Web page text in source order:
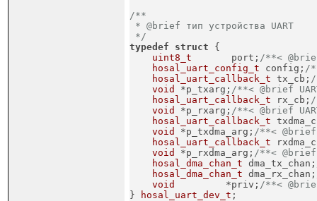
/**
* @brief тип устройства UART
*/
typedef
struct {
uint8_t
       port;
/**<
hosal_uart_config_t config; /
hosal_uart_callback_t tx_cb; /
void
*p_txarg; /**< @brief
hosal_uart_callback_t rx_cb; /
void
*p_rxarg; /**< @brief
hosal_uart_callback_t
void
*p_txdma_arg; /**<
hosal_uart_callback_t
void
*p_rxdma_arg; /**<
hosal_dma_chan_t dma_tx_chan;
hosal_dma_chan_t dma_rx_chan;
void
         *priv;
/**<
}
hosal_uart_dev_t ;